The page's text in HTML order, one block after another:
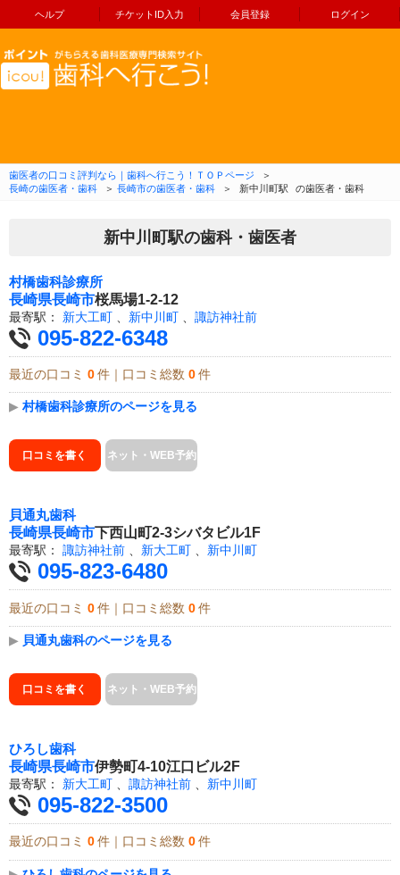
ヘルプ チケットID入力 会員登録 ログイン
コンテンツへ移動
歯医者の口コミ評判なら｜歯科へ行こう！ＴＯＰページ
＞
長崎の歯医者・歯科
＞ 長崎市の歯医者・歯科 ＞ 新中川町駅 の歯医者・歯科
新中川町駅の歯科・歯医者
村橋歯科診療所
長崎県長崎市桜馬場1-2-12
最寄駅： 新大工町 新中川町 諏訪神社前
095-822-6348
最近の口コミ 0 件｜口コミ総数 0 件
▶ 村橋歯科診療所のページを見る
口コミを書く ネット・WEB予約
貝通丸歯科
長崎県長崎市下西山町2-3シバタビル1F
最寄駅： 諏訪神社前 、 新大工町 、 新中川町
095-823-6480
最近の口コミ 0 件｜口コミ総数 0 件
▶ 貝通丸歯科のページを見る
口コミを書く ネット・WEB予約
ひろし歯科
長崎県長崎市伊勢町4-10江口ビル2F
最寄駅： 新大工町 諏訪神社前 新中川町
095-822-3500
最近の口コミ 0 件｜口コミ総数 0 件